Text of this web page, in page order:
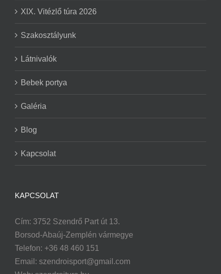
XIX. Vitézlő túra 2026
Szakosztályunk
Látnivalók
Bebek portya
Galéria
Blog
Kapcsolat
KAPCSOLAT
Cím: 3752 Szendrő Part út 13.
Borsod-Abaúj-Zemplén vármegye
Telefon: +36 48 460 151
Email: szendroisport@gmail.com